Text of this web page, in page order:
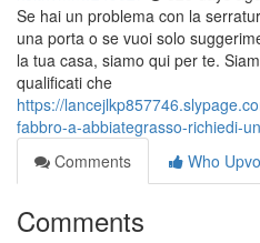
Se hai un problema con la
una porta o se vuoi solo
la tua casa, siamo qui per te.
qualificati che
https://
fabbro-a-abbiategrasso-richiedi-
Comments
Who
Comments